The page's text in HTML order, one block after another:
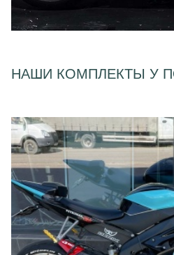
НАШИ КОМПЛЕКТЫ У